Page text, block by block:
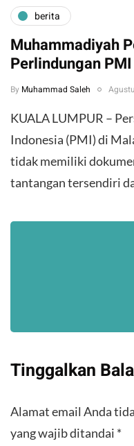
berita
Muhammadiyah
Perlindungan
By Muhammad Saleh
​KUALA LUMPUR –
Indonesia (PMI) di
tidak memiliki
tantangan tersendiri
Tinggalkan
Alamat email Anda
yang wajib ditandai *